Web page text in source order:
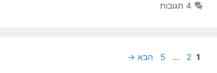
4 תגובות
עמוד
1 עמוד
2
… עמוד
5 הבא →